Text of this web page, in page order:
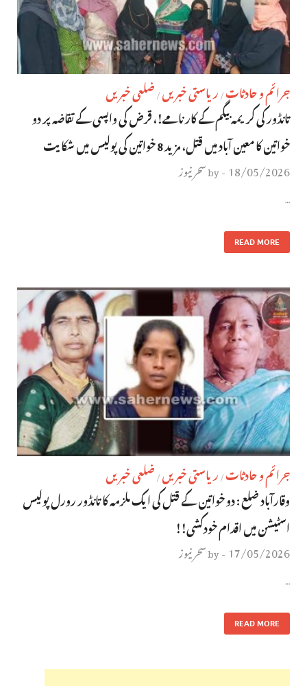
جرائم و حادثات / ریاستی خبریں / ضلعی خبریں
تانڈور کی کریمہ بیگم کے کارنامے!، قرض کی واپسی کے تقاضہ پر دو
خواتین کا معین آباد میں قتل، مزید 8 خواتین کی پولیس میں شکایت
18/05/2026
-
byسحر نیوز
…
READ MORE
جرائم و حادثات / ریاستی خبریں / ضلعی خبریں
وقارآباد ضلع : دو خواتین کے قتل کی ایک ملزمہ کا تانڈور رورل پولیس
اسٹیشن میں اقدام خودکشی!!
17/05/2026
-
byسحر نیوز
…
READ MORE